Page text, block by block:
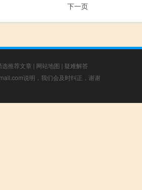
下一页
选推荐文章 | 网站地图 | 疑难解答
说明，我们会及时纠正，谢谢